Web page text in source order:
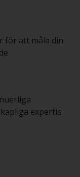
för att måla din
expertis